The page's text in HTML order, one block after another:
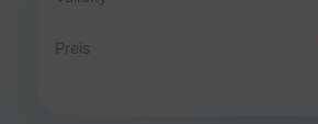
10 GB
Preis